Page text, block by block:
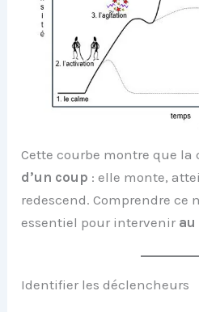
Cette courbe montre que la
d’un coup : elle monte,
redescend. Comprendre ce
essentiel pour intervenir
Identifier les déclencheurs